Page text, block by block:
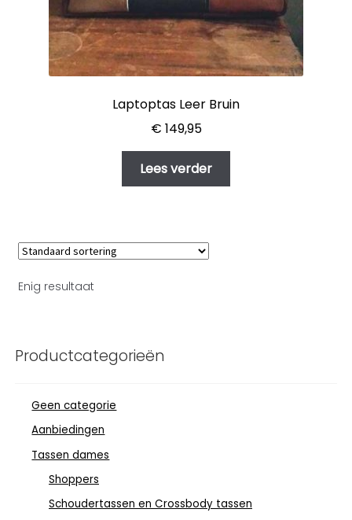
Laptoptas Leer Bruin
€ 149,95
Lees verder
Enig resultaat
Productcategorieën
Geen categorie
Aanbiedingen
Tassen dames
Shoppers
Schoudertassen en Crossbody tassen